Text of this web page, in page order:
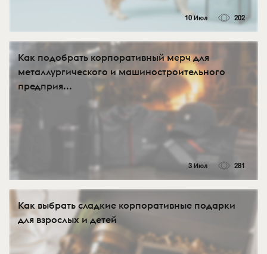
10 Июл 202
Как подобрать корпоративный мерч для
металлургического и машиностроительного
предприя...
3 Июл 281
Как выбрать сладкие корпоративные подарки
для взрослых и детей